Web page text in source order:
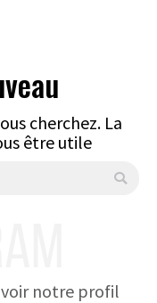
cherchez. La
être utile
notre profil